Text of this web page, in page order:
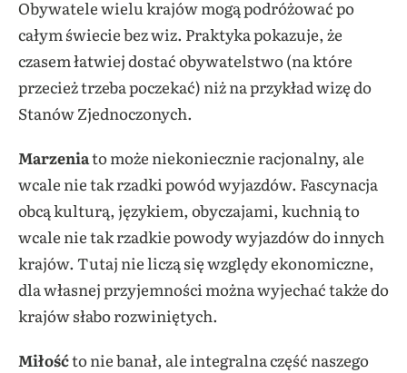
Obywatele wielu krajów mogą podróżować po
całym świecie bez wiz. Praktyka pokazuje, że
czasem łatwiej dostać obywatelstwo (na które
przecież trzeba poczekać) niż na przykład wizę do
Stanów Zjednoczonych.
Marzeniato może niekoniecznie racjonalny, ale
wcale nie tak rzadki powód wyjazdów. Fascynacja
obcą kulturą, językiem, obyczajami, kuchnią to
wcale nie tak rzadkie powody wyjazdów do innych
krajów. Tutaj nie liczą się względy ekonomiczne,
dla własnej przyjemności można wyjechać także do
krajów słabo rozwiniętych.
Miłośćto nie banał, ale integralna część naszego